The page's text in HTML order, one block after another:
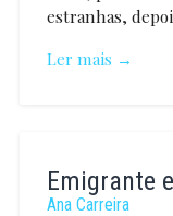
estranhas,
Ler mais →
Carreira
Emigrante
Ana Carreira